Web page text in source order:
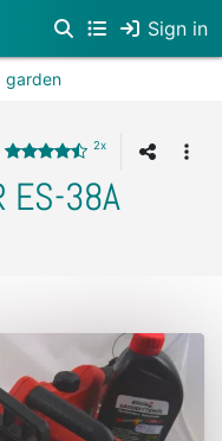
Sign in
garden
ES-38A
2x